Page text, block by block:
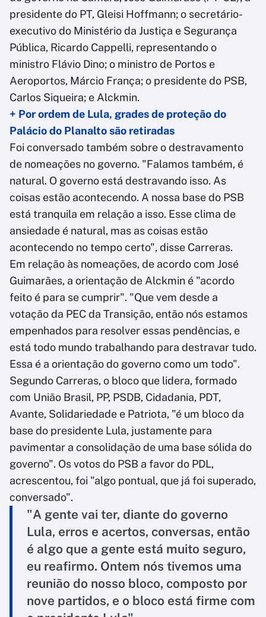
presidente do PT, Gleisi Hoffmann; o secretário-
executivo do Ministério da Justiça e Segurança
Pública, Ricardo Cappelli, representando o
ministro Flávio Dino; o ministro de Portos e
Aeroportos, Márcio França; o presidente do PSB,
Carlos Siqueira; e Alckmin.
+ Por ordem de Lula, grades de proteção do
Palácio do Planalto são retiradas
Foi conversado também sobre o destravamento
de nomeações no governo. "Falamos também, é
natural. O governo está destravando isso. As
coisas estão acontecendo. A nossa base do PSB
está tranquila em relação a isso. Esse clima de
ansiedade é natural, mas as coisas estão
acontecendo no tempo certo", disse Carreras.
Em relação às nomeações, de acordo com José
Guimarães, a orientação de Alckmin é "acordo
feito é para se cumprir". "Que vem desde a
votação da PEC da Transição, então nós estamos
empenhados para resolver essas pendências, e
está todo mundo trabalhando para destravar tudo.
Essa é a orientação do governo como um todo".
Segundo Carreras, o bloco que lidera, formado
com União Brasil, PP, PSDB, Cidadania, PDT,
Avante, Solidariedade e Patriota, "é um bloco da
base do presidente Lula, justamente para
pavimentar a consolidação de uma base sólida do
governo". Os votos do PSB a favor do PDL,
acrescentou, foi "algo pontual, que já foi superado,
conversado".
"A gente vai ter, diante do governo
Lula, erros e acertos, conversas, então
é algo que a gente está muito seguro,
eu reafirmo. Ontem nós tivemos uma
reunião do nosso bloco, composto por
nove partidos, e o bloco está firme com